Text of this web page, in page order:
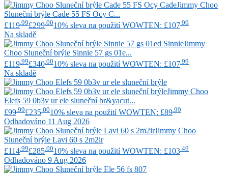
Jimmy Choo
Sluneční brýle Cade 55 FS Ocy C...
£119 .99£299 .0010% sleva na použití WOWTEN: £107 .99
Na skladě
Jimmy
Choo Sluneční brýle Sinnie 57 gs 01e...
£119 .99£340 .0010% sleva na použití WOWTEN: £107 .99
Na skladě
Jimmy Choo
Elefs 59 0b3v ur ele sluneční br&yacut...
£99 .99£235 .0010% sleva na použití WOWTEN: £89 .99
Odhadováno 11 Aug 2026
Jimmy Choo
Sluneční brýle Lavi 60 s 2m2ir
£114 .99£285 .0010% sleva na použití WOWTEN: £103 .49
Odhadováno 9 Aug 2026